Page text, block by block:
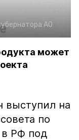
АО
может
выступил на
по
в РФ под